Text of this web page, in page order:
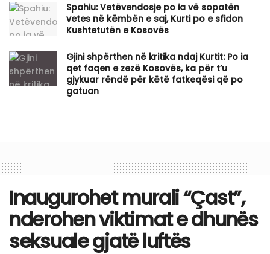
Spahiu: Vetëvendosje po ia vë sopatën
vetes në këmbën e saj, Kurti po e sfidon
Kushtetutën e Kosovës
Gjini shpërthen në kritika ndaj Kurtit: Po ia
qet faqen e zezë Kosovës, ka për t’u
gjykuar rëndë për këtë fatkeqësi që po
gatuan
​Inaugurohet murali “Çast”,
nderohen viktimat e dhunës
seksuale gjatë luftës